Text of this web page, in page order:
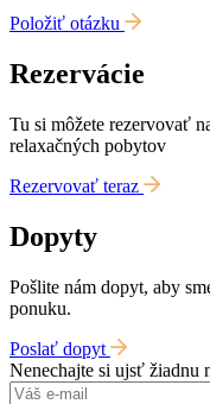
Položiť otázku
Rezervácie
Tu si môžete rezervovať
relaxačných pobytov
Rezervovať teraz
Dopyty
Pošlite nám dopyt, aby
ponuku.
Poslať dopyt
Nenechajte si ujsť žiadnu